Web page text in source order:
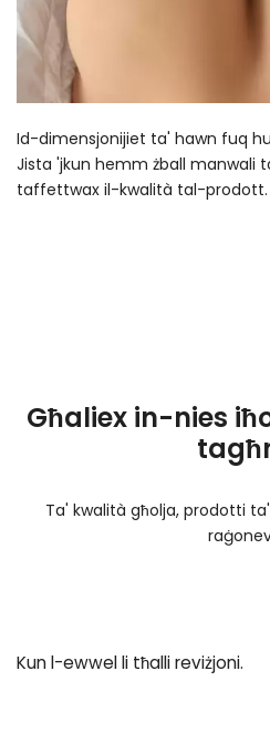
Id-dimensjonijiet ta' hawn fuq
Jista 'jkun hemm żball manwali
taffettwax il-kwalità tal-prodott.
Għaliex in-nies
Ta' kwalità għolja, prodotti
Kun l-ewwel li tħalli reviżjoni.